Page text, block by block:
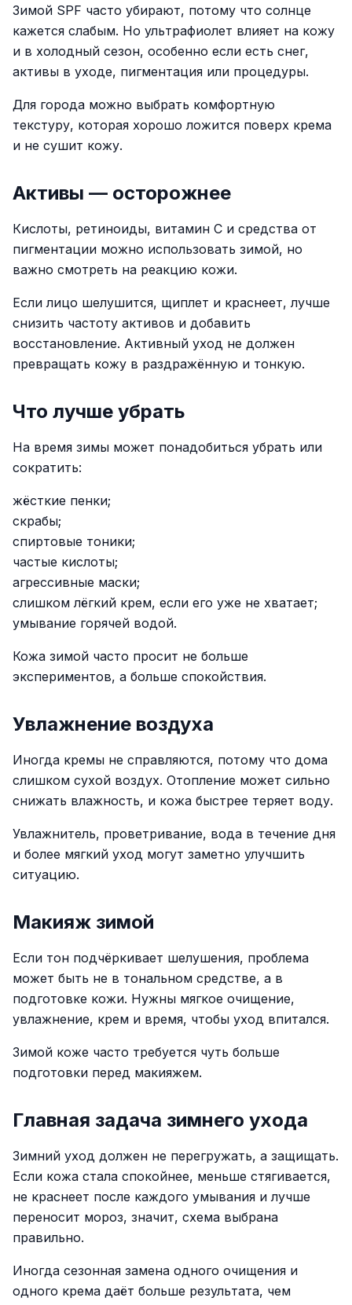
Зимой SPF часто убирают, потому что солнце
кажется слабым. Но ультрафиолет влияет на кожу
и в холодный сезон, особенно если есть снег,
активы в уходе, пигментация или процедуры.
Для города можно выбрать комфортную
текстуру, которая хорошо ложится поверх крема
и не сушит кожу.
Активы — осторожнее
Кислоты, ретиноиды, витамин C и средства от
пигментации можно использовать зимой, но
важно смотреть на реакцию кожи.
Если лицо шелушится, щиплет и краснеет, лучше
снизить частоту активов и добавить
восстановление. Активный уход не должен
превращать кожу в раздражённую и тонкую.
Что лучше убрать
На время зимы может понадобиться убрать или
сократить:
жёсткие пенки;
скрабы;
спиртовые тоники;
частые кислоты;
агрессивные маски;
слишком лёгкий крем, если его уже не хватает;
умывание горячей водой.
Кожа зимой часто просит не больше
экспериментов, а больше спокойствия.
Увлажнение воздуха
Иногда кремы не справляются, потому что дома
слишком сухой воздух. Отопление может сильно
снижать влажность, и кожа быстрее теряет воду.
Увлажнитель, проветривание, вода в течение дня
и более мягкий уход могут заметно улучшить
ситуацию.
Макияж зимой
Если тон подчёркивает шелушения, проблема
может быть не в тональном средстве, а в
подготовке кожи. Нужны мягкое очищение,
увлажнение, крем и время, чтобы уход впитался.
Зимой коже часто требуется чуть больше
подготовки перед макияжем.
Главная задача зимнего ухода
Зимний уход должен не перегружать, а защищать.
Если кожа стала спокойнее, меньше стягивается,
не краснеет после каждого умывания и лучше
переносит мороз, значит, схема выбрана
правильно.
Иногда сезонная замена одного очищения и
одного крема даёт больше результата, чем